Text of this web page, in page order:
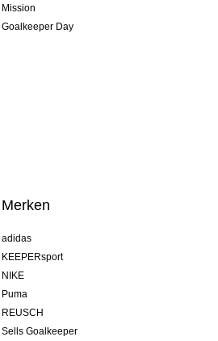
Mission
Goalkeeper Day
Merken
adidas
KEEPERsport
NIKE
Puma
REUSCH
Sells Goalkeeper